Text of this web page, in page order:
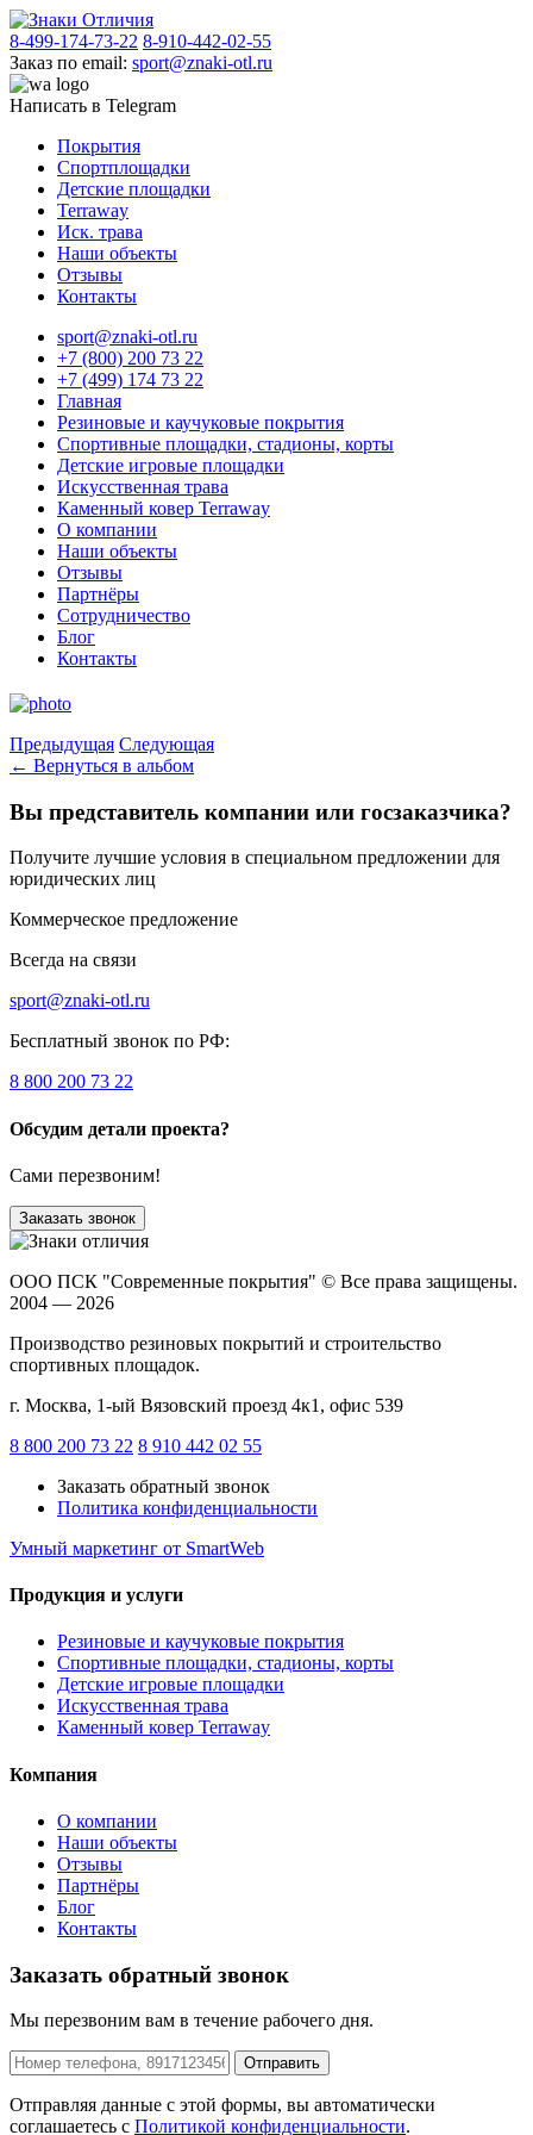
8-499-174-73-22 8-910-442-02-55
Заказ по email: sport@znaki-otl.ru
Написать в Telegram
Покрытия
Спортплощадки
Детские площадки
Terraway
Иск. трава
Наши объекты
Отзывы
Контакты
sport@znaki-otl.ru
+7 (800) 200 73 22
+7 (499) 174 73 22
Главная
Резиновые и каучуковые покрытия
Спортивные площадки, стадионы, корты
Детские игровые площадки
Искусственная трава
Каменный ковер Terraway
О компании
Наши объекты
Отзывы
Партнёры
Сотрудничество
Блог
Контакты
Предыдущая Следующая
← Вернуться в альбом
Вы представитель компании или госзаказчика?
Получите лучшие условия в специальном предложении для
юридических лиц
Коммерческое предложение
Всегда на связи
sport@znaki-otl.ru
Бесплатный звонок по РФ:
8 800 200 73 22
Обсудим детали проекта?
Сами перезвоним!
Заказать звонок
ООО ПСК "Современные покрытия" © Все права защищены.
2004 — 2026
Производство резиновых покрытий и строительство
спортивных площадок.
г. Москва, 1-ый Вязовский проезд 4к1, офис 539
8 800 200 73 22 8 910 442 02 55
Заказать обратный звонок
Политика конфиденциальности
Умный маркетинг от SmartWeb
Продукция и услуги
Резиновые и каучуковые покрытия
Спортивные площадки, стадионы, корты
Детские игровые площадки
Искусственная трава
Каменный ковер Terraway
Компания
О компании
Наши объекты
Отзывы
Партнёры
Блог
Контакты
Заказать обратный звонок
Мы перезвоним вам в течение рабочего дня.
Отправить
Отправляя данные с этой формы, вы автоматически
соглашаетесь с Политикой конфиденциальности.